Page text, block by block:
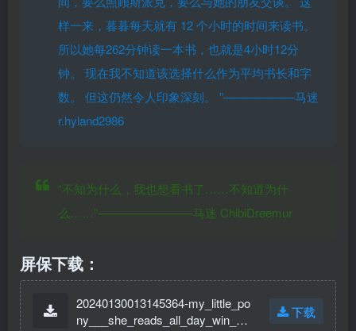
样一来，暮暮每天就有 12 个小时的时间来读书。
所以她每262分钟读一本书，也就是4小时12分
钟。 现在我不知道该选择什么作为平均书长和字
数。 但这仍然令人印象深刻。 ”——————马迷
r.hyland2986
“不知为什么，我也想看书了……不知道为什
么……”————————马迷 ChibiDreemur
屏保下载：
20240130013145364-my_little_po
ny___she_reads_all_day_win_scr
下载